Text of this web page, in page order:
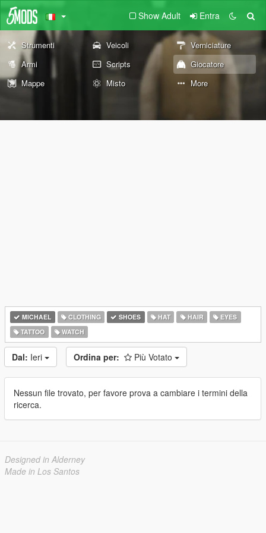
Show Adult Entra
Strumenti Veicoli
Verniciature
Armi
Scripts
Giocatore
Mappe
Misto More
MICHAEL CLOTHING SHOES HAT HAIR
EYES
TATTOO
WATCH
Dal: Ieri Ordina per: Più Votato
Nessun file trovato, per favore prova a cambiare i termini della
ricerca.
Designed in Alderney
Made in Los Santos